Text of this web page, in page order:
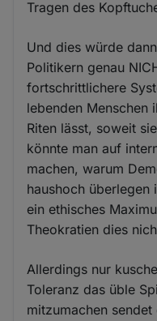
Tragen des
Und dies würde
Politikern genau
fortschrittlichere
lebenden Menschen
Riten lässt, soweit
könnte man auf
machen, warum
haushoch überlegen
ein ethisches
Theokratien dies
Allerdings nur
Toleranz das üble
mitzumachen